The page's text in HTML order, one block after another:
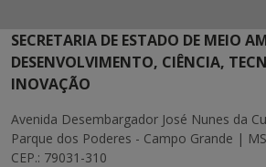
SECRETARIA DE ESTADO DE MEIO
DESENVOLVIMENTO, CIÊNCIA,
INOVAÇÃO
Avenida Desembargador José Nunes da
Parque dos Poderes - Campo Grande | MS
CEP.: 79031-310